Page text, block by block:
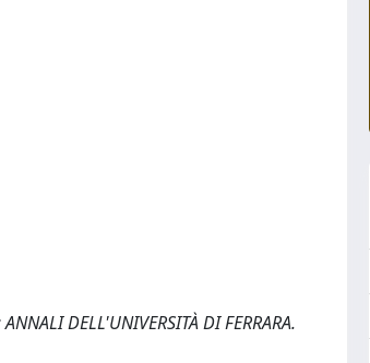
DELL'UNIVERSITÀ DI FERRARA.